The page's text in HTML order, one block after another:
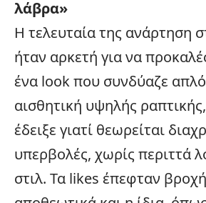
λάβρα»
Η τελευταία της ανάρτηση
ήταν αρκετή για να
ένα look που συνδύαζε
αισθητική υψηλής
έδειξε γιατί θεωρείται
υπερβολές, χωρίς περιττά
στιλ. Τα likes έπεφταν